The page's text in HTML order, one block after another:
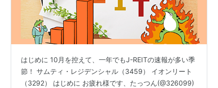
はじめに 10月を控えて、一年でもJ-REITの速報が多い季
節！ サムティ・レジデンシャル（3459） イオンリート
（3292） はじめに お疲れ様です、たっつん(@326099)